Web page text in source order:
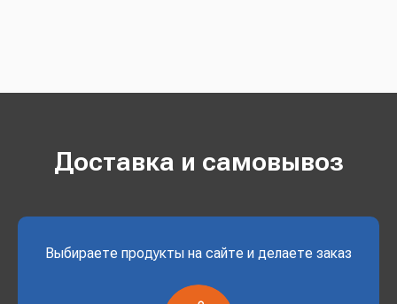
Доставка и самовывоз
Выбираете продукты на сайте и делаете заказ